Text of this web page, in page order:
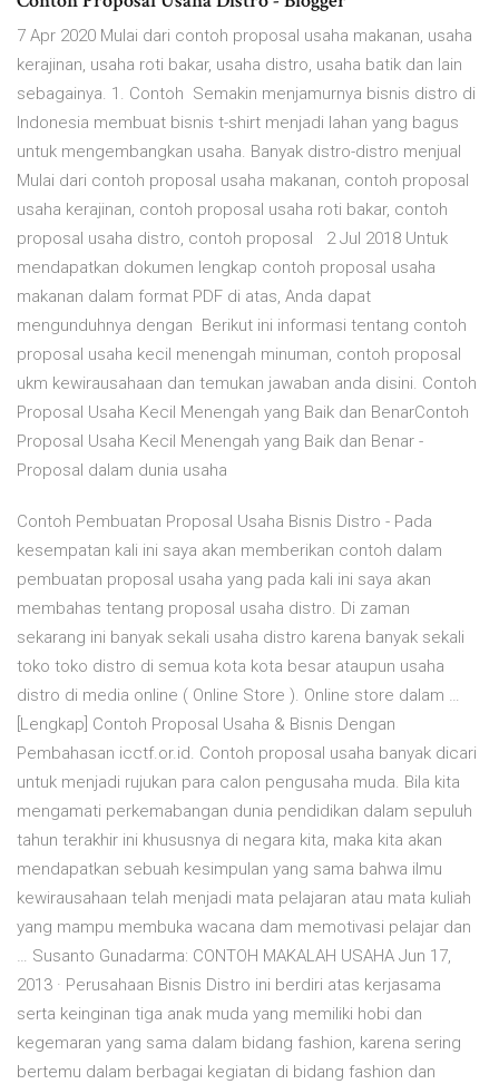
7 Apr 2020 Mulai dari contoh proposal usaha makanan, usaha
kerajinan, usaha roti bakar, usaha distro, usaha batik dan lain
sebagainya. 1. Contoh Semakin menjamurnya bisnis distro di
Indonesia membuat bisnis t-shirt menjadi lahan yang bagus
untuk mengembangkan usaha. Banyak distro-distro menjual
Mulai dari contoh proposal usaha makanan, contoh proposal
usaha kerajinan, contoh proposal usaha roti bakar, contoh
proposal usaha distro, contoh proposal 2 Jul 2018 Untuk
mendapatkan dokumen lengkap contoh proposal usaha
makanan dalam format PDF di atas, Anda dapat
mengunduhnya dengan Berikut ini informasi tentang contoh
proposal usaha kecil menengah minuman, contoh proposal
ukm kewirausahaan dan temukan jawaban anda disini. Contoh
Proposal Usaha Kecil Menengah yang Baik dan BenarContoh
Proposal Usaha Kecil Menengah yang Baik dan Benar -
Proposal dalam dunia usaha
Contoh Pembuatan Proposal Usaha Bisnis Distro - Pada
kesempatan kali ini saya akan memberikan contoh dalam
pembuatan proposal usaha yang pada kali ini saya akan
membahas tentang proposal usaha distro. Di zaman
sekarang ini banyak sekali usaha distro karena banyak sekali
toko toko distro di semua kota kota besar ataupun usaha
distro di media online ( Online Store ). Online store dalam …
[Lengkap] Contoh Proposal Usaha & Bisnis Dengan
Pembahasan icctf.or.id. Contoh proposal usaha banyak dicari
untuk menjadi rujukan para calon pengusaha muda. Bila kita
mengamati perkemabangan dunia pendidikan dalam sepuluh
tahun terakhir ini khususnya di negara kita, maka kita akan
mendapatkan sebuah kesimpulan yang sama bahwa ilmu
kewirausahaan telah menjadi mata pelajaran atau mata kuliah
yang mampu membuka wacana dam memotivasi pelajar dan
… Susanto Gunadarma: CONTOH MAKALAH USAHA Jun 17,
2013 · Perusahaan Bisnis Distro ini berdiri atas kerjasama
serta keinginan tiga anak muda yang memiliki hobi dan
kegemaran yang sama dalam bidang fashion, karena sering
bertemu dalam berbagai kegiatan di bidang fashion dan